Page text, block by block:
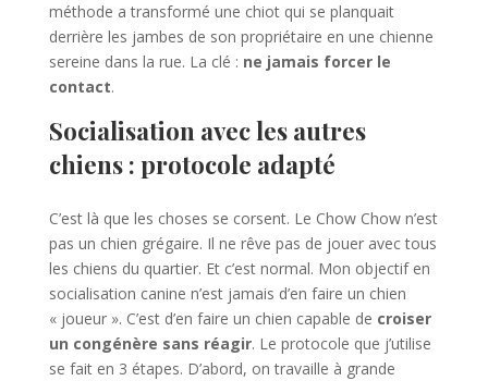
méthode a transformé une chiot qui se planquait
derrière les jambes de son propriétaire en une chienne
sereine dans la rue. La clé : ne jamais forcer le
contact.
Socialisation avec les autres
chiens : protocole adapté
C’est là que les choses se corsent. Le Chow Chow n’est
pas un chien grégaire. Il ne rêve pas de jouer avec tous
les chiens du quartier. Et c’est normal. Mon objectif en
socialisation canine n’est jamais d’en faire un chien
« joueur ». C’est d’en faire un chien capable de croiser
un congénère sans réagir. Le protocole que j’utilise
se fait en 3 étapes. D’abord, on travaille à grande